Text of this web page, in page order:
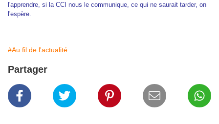
l'apprendre, si la CCI nous le communique, ce qui ne saurait tarder, on
l'espère.
#Au fil de l'actualité
Partager